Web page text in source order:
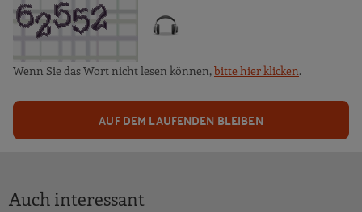
Wenn Sie das Wort nicht lesen können, bitte hier klicken.
AUF DEM LAUFENDEN BLEIBEN
Auch interessant